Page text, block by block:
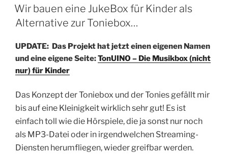
Kern
unserer
AM
Wir bauen eine JukeBox für Kinder als
Alternative zur Toniebox…
UPDATE: Das Projekt hat jetzt einen eigenen Namen
und eine eigene Seite:TonUINO – Die Musikbox (nicht
nur) für Kinder
Das Konzept der Toniebox und der Tonies gefällt mir
bis auf eine Kleinigkeit wirklich sehr gut! Es ist
einfach toll wie die Hörspiele, die ja sonst nur noch
als MP3-Datei oder in irgendwelchen Streaming-
Diensten herumfliegen, wieder greifbar werden.